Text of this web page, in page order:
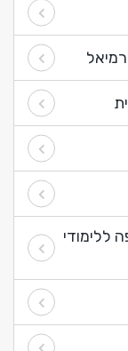
- יום חשיפה ללימודי